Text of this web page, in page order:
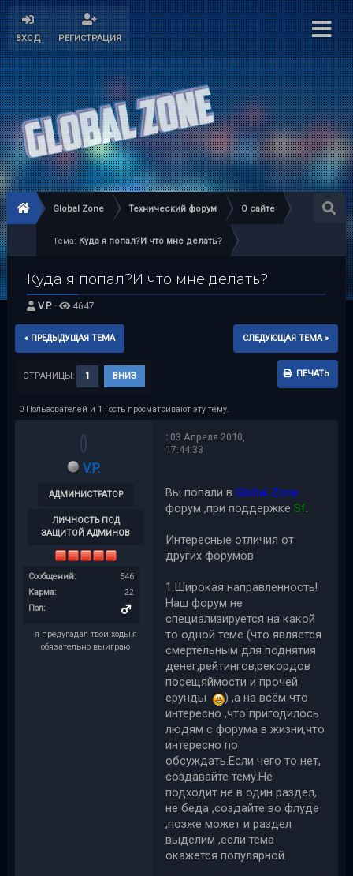
ВХОД РЕГИСТРАЦИЯ
Global Zone Технический форум О сайте
Тема: Куда я попал?И что мне делать?
Куда я попал?И что мне делать?
V.P.· 4647
« ПРЕДЫДУЩАЯ ТЕМА СЛЕДУЮЩАЯ ТЕМА »
ПЕЧАТЬ
СТРАНИЦЫ: 1 ВНИЗ
0 Пользователей и 1 Гость просматривают эту тему.
V.P.
АДМИНИСТРАТОР
ЛИЧНОСТЬ ПОД
ЗАЩИТОЙ АДМИНОВ
Сообщений:
546
Карма:
22
Пол:
я предугадал твои ходы,я
обязательно выиграю
:03 Апреля 2010,
17:44:33
Вы попали в Global Zone
форум ,при поддержке Sf.
Интересные отличия от
других форумов
1.Широкая направленность!
Наш форум не
специализируется на какой
то одной теме (что является
смертельным для поднятия
денег,рейтингов,рекордов
посещяймости и прочей
ерунды
) ,а на всём что
интересно ,что пригодилось
людям с форума в жизни,что
интересно по
обсуждать.Если чего то нет,
создавайте тему.Не
подходит не в один раздел,
не беда ,создайте во флуде
,позже может и раздел
выделим ,если тема
окажется популярной.